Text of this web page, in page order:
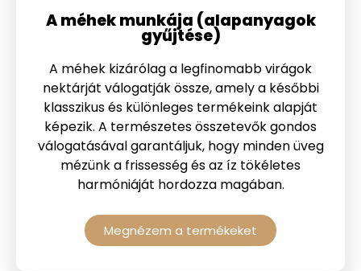
A méhek munkája (alapanyagok
gyűjtése)
A méhek kizárólag a legfinomabb virágok
nektárját válogatják össze, amely a későbbi
klasszikus és különleges termékeink alapját
képezik. A természetes összetevők gondos
válogatásával garantáljuk, hogy minden üveg
mézünk a frissesség és az íz tökéletes
harmóniáját hordozza magában.
Megnézem a termékeket